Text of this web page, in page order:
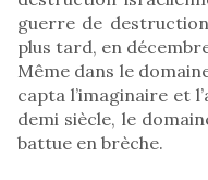
guerre de
plus tard, en
Même dans le
capta l’imaginaire et
demi siècle, le
battue en brèche.